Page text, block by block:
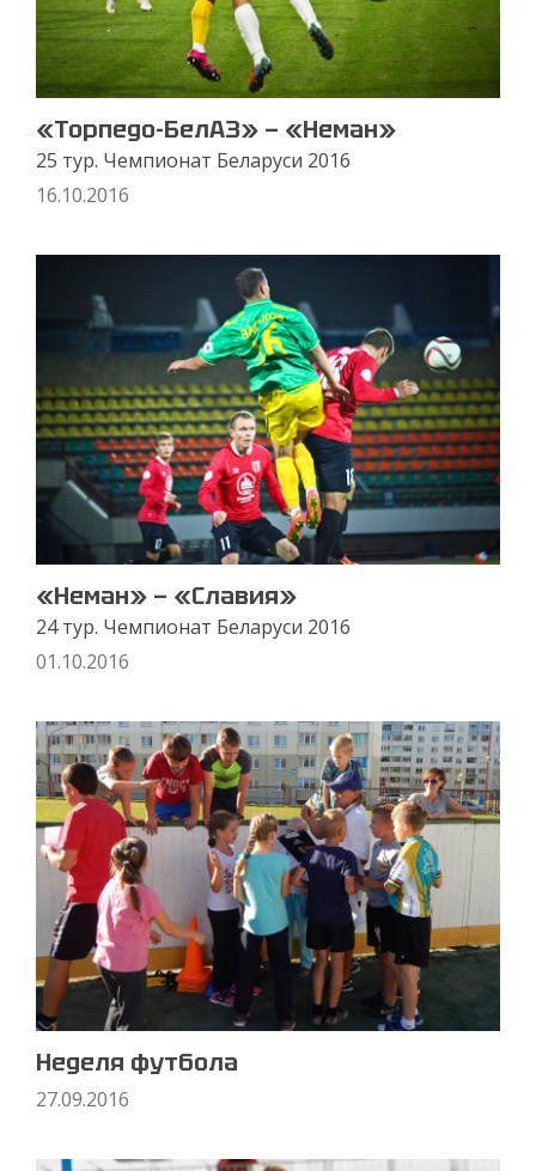
«Торпедо-БелАЗ» — «Неман»
25 тур. Чемпионат Беларуси 2016
16.10.2016
«Неман» — «Славия»
24 тур. Чемпионат Беларуси 2016
01.10.2016
Неделя футбола
27.09.2016